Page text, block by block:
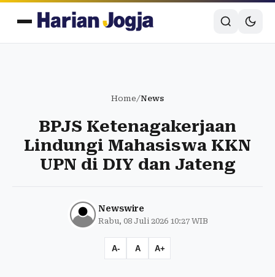
Home/News
BPJS Ketenagakerjaan
Lindungi Mahasiswa KKN
UPN di DIY dan Jateng
Newswire
Rabu, 08 Juli 2026 10:27 WIB
A- A A+